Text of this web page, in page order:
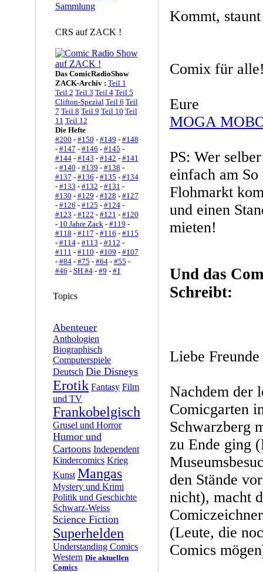
CRS auf ZACK !
Das ComicRadioShow
ZACK-Archiv : Teil 1
Teil 2 Teil 3 Teil 4 Teil 5
Clifton-Spezial Teil 6 Teil
7 Teil 8 Teil 9 Teil 10 Teil
11 Teil 12
Die Hefte
#200 - #150 - #149 - #148
- #147 - #146 - #145 -
#144- #143 - #142 - #141
- #140 - #139 - #138 -
#137 - #136 - #135 - #134
- #133 - #132 - #131 -
#130 - #129 - #128 - #127
- #126 - #125 - #124-
#123 - #122 - #121 - #120
- 10 Jahre Zack- #119 -
#118 - #117 - #116 - #115
- #114- #113 - #112 -
#111 - #110 - #109 - #107
- #84- #75 - #64- #55 -
#46 - SH #4- #9 - #1
Topics
Abenteuer
Anthologien
Biographisch
Computerspiele
Deutsch Die Disneys
Erotik Fantasy Film
und TV
Frankobelgisch
Grusel und Horror
Humor und
Cartoons Independent
Kindercomics Krieg
Kunst Mangas
Mystery und Krimi
Politik und Geschichte
Schwarz-Weiss
Science Fiction
Superhelden
Understanding Comics
Western Die aktuellen
Comics
Kommt,
Comix für
Eure
MOGA
PS: Wer
einfach am
Flohmarkt
und einen
mieten!
Und das
Schreibt:
Liebe
Nachdem der
Comicgarten
Schwarzberg
zu Ende ging
den Stände
nicht), macht
(Leute, die
Comics